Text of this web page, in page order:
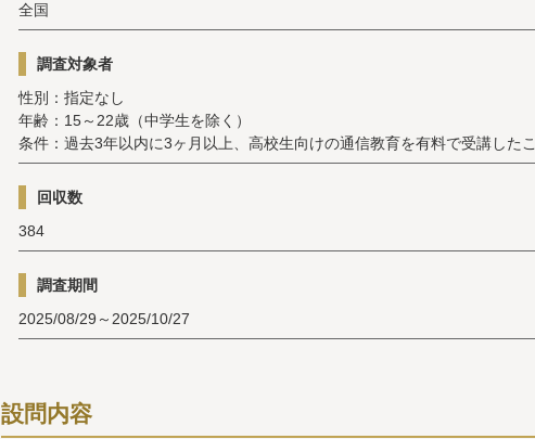
全国
調査対象者
性別：指定なし
年齢：15～22歳（中学生を除く）
条件：過去3年以内に3ヶ月以上、高校生向けの通信教育を有料で受講した
回収数
384
調査期間
2025/08/29～2025/10/27
設問内容